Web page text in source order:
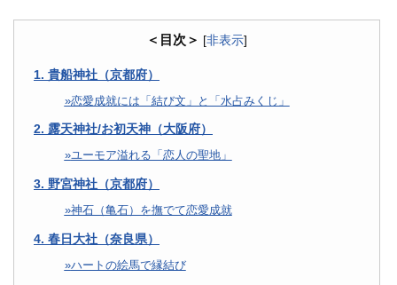
＜目次＞ [非表示]
1. 貴船神社（京都府）
恋愛成就には「結び文」と「水占みくじ」
2. 露天神社/お初天神（大阪府）
ユーモア溢れる「恋人の聖地」
3. 野宮神社（京都府）
神石（亀石）を撫でて恋愛成就
4. 春日大社（奈良県）
ハートの絵馬で縁結び